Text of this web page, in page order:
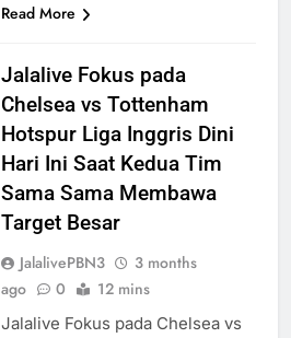
Read More
Jalalive Fokus pada
Chelsea vs Tottenham
Hotspur Liga Inggris Dini
Hari Ini Saat Kedua Tim
Sama Sama Membawa
Target Besar
JalalivePBN3
3 months
ago
0 12 mins
Jalalive Fokus pada Chelsea vs